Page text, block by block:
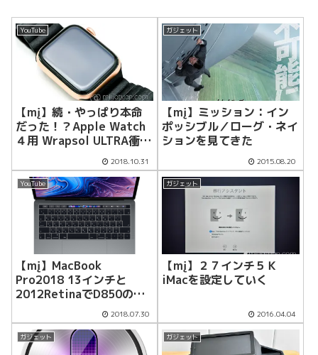
YouTube
【mį】続・やっぱり本命
だった！？Apple Watch
４用 Wrapsol ULTRA衝撃
吸収フィルムを熱して四隅
を吸着させたら結構いい感
じ！！
2018.10.31
ガジェット
【mį】ミッション：イン
ポッシブル／ローグ・ネイ
ションを見てきた
2015.08.20
YouTube
【mį】MacBook
Pro2018 13インチと
2012RetinaでD850の
RAW書き出し速度を
Lightroomで検証したら
すごい結果に！！
2018.07.30
ガジェット
【mį】２７インチ５Ｋ
iMacを設定していく
2016.04.04
ガジェット ガジェット